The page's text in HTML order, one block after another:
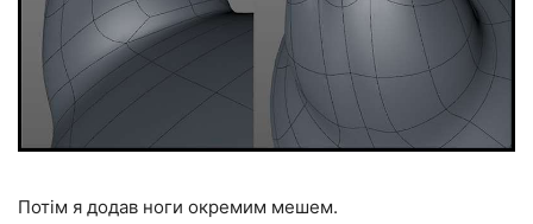
Потім я додав ноги окремим мешем.